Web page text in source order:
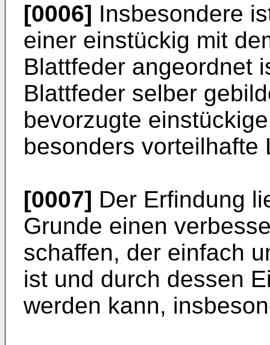
[0006] Insbesondere
einer einstückig mit
Blattfeder angeordnet
Blattfeder selber
bevorzugte
besonders vorteilhafte
[0007] Der Erfindung
Grunde einen
schaffen, der einfach
ist und durch dessen
werden kann,